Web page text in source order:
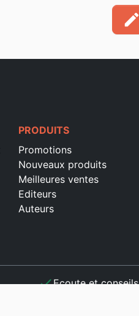
edit
PRODUITS
Promotions
Nouveaux produits
Meilleures ventes
Editeurs
Auteurs
checkEcoute et conseils